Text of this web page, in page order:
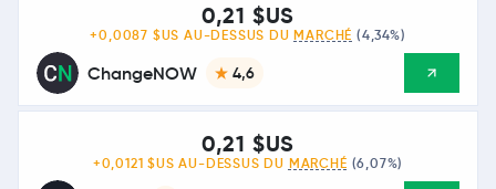
ChangeNOW 4,6
0,21 $US
+0,0087 $US AU-DESSUS DU MARCHÉ (4,34%)
0,21 $US
+0,0121 $US AU-DESSUS DU MARCHÉ (6,07%)